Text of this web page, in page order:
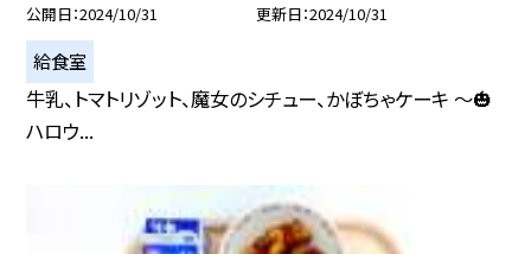
公開日 2024/10/31 更新日 2024/10/31
給食室
牛乳、トマトリゾット、魔女のシチュー、かぼちゃケーキ 〜🎃
ハロウ...